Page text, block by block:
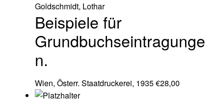
Goldschmidt, Lothar
Beispiele für
Grundbuchseintragunge
n.
Wien, Österr. Staatdruckerei, 1935€28,00